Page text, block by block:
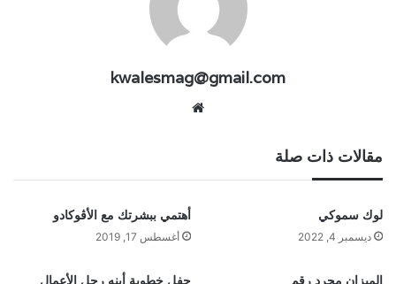
kwalesmag@gmail.com
مقالات ذات صلة
لوك سموكي
ديسمبر 4, 2022
أهتمي ببشرتك مع الأڤوكادو
أغسطس 17, 2019
الميزان مجرد رقم
حفل خطوبة أبنه رجل الأعمال